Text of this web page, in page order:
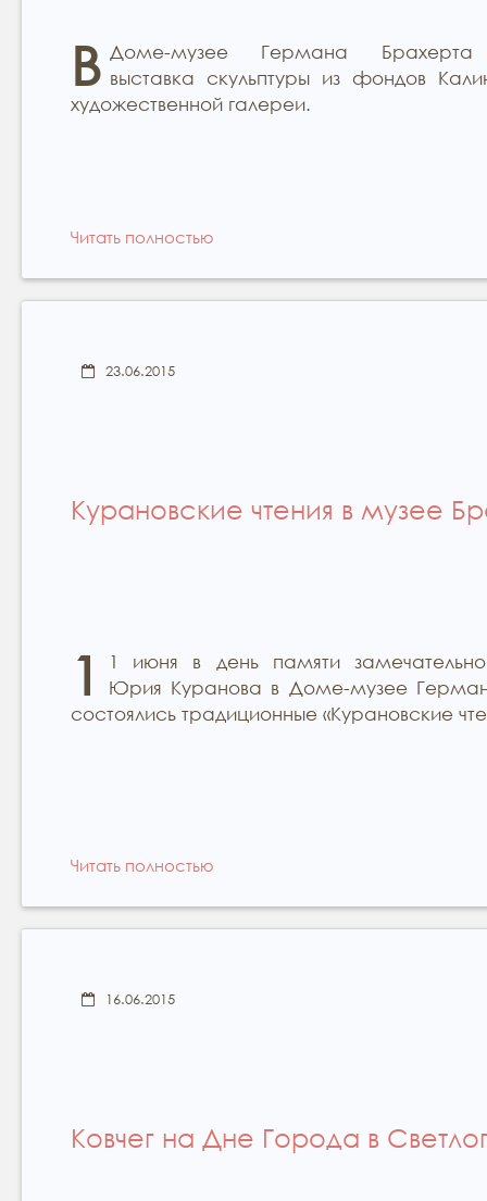
В Доме-музее Германа Брахерта
выставка скульптуры из фондов
художественной галереи.
Читать полностью
23.06.2015
Курановские чтения в музее
1
1 июня в день памяти
Юрия Куранова в Доме-музее
состоялись традиционные «Курановские
Читать полностью
16.06.2015
Ковчег на Дне Города в